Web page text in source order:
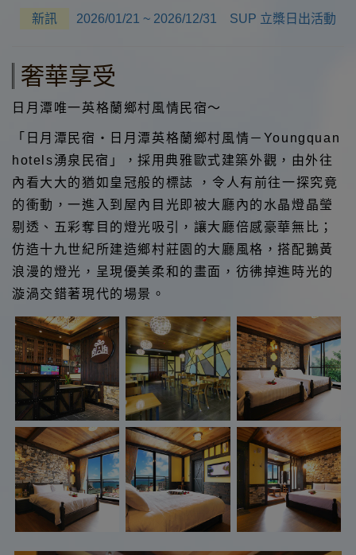
新訊
2026/01/21 ~ 2026/12/31 SUP 立槳日出活動
奢華享受
日月潭唯一英格蘭鄉村風情民宿～
「日月潭民宿‧日月潭英格蘭鄉村風情－Youngquan
hotels湧泉民宿」，採用典雅歐式建築外觀，由外往
內看大大的猶如皇冠般的標誌 ，令人有前往一探究竟
的衝動，一進入到屋內目光即被大廳內的水晶燈晶瑩
剔透、五彩奪目的燈光吸引，讓大廳倍感豪華無比；
仿造十九世紀所建造鄉村莊園的大廳風格，搭配鵝黃
浪漫的燈光，呈現優美柔和的畫面，彷彿掉進時光的
漩渦交錯著現代的場景。